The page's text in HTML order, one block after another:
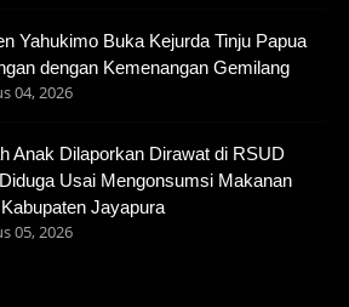
Yahukimo Buka Kejurda Tinju Papua
dengan Kemenangan Gemilang
04, 2026
Anak Dilaporkan Dirawat di RSUD
Usai Mengonsumsi Makanan
Jayapura
05, 2026